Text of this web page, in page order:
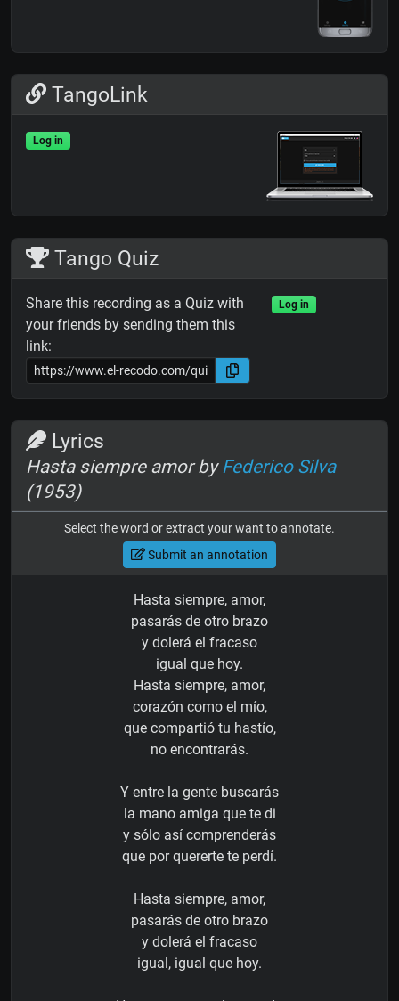
TangoLink
Log in
Tango Quiz
Share this recording as a Quiz with
your friends by sending them this
link:
Log in
Lyrics
Hasta siempre amor byFederico Silva
(1953)
Select the word or extract your want to annotate.
Submit an annotation
Hasta siempre, amor,
pasarás de otro brazo
y dolerá el fracaso
igual que hoy.
Hasta siempre, amor,
corazón como el mío,
que compartió tu hastío,
no encontrarás.
Y entre la gente buscarás
la mano amiga que te di
y sólo así comprenderás
que por quererte te perdí.
Hasta siempre, amor,
pasarás de otro brazo
y dolerá el fracaso
igual, igual que hoy.